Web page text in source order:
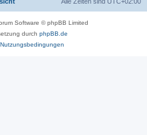
Software © phpBB Limited
durch phpBB.de
Nutzungsbedingungen